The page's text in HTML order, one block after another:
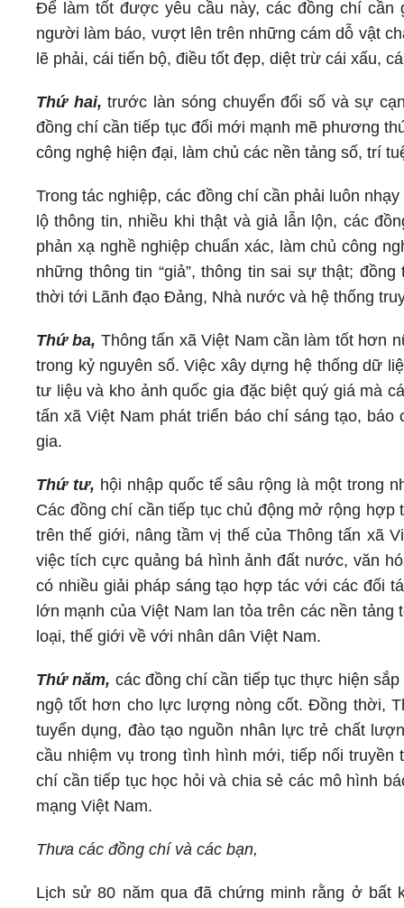
Để làm tốt được yêu cầu này, các đồng chí
người làm báo, vượt lên trên những cám dỗ vật
lẽ phải, cái tiến bộ, điều tốt đẹp, diệt trừ cái xấu,
Thứ hai, trước làn sóng chuyển đổi số và sự
đồng chí cần tiếp tục đổi mới mạnh mẽ phương
công nghệ hiện đại, làm chủ các nền tảng số, trí
Trong tác nghiệp, các đồng chí cần phải luôn
lộ thông tin, nhiều khi thật và giả lẫn lộn, các
phản xạ nghề nghiệp chuẩn xác, làm chủ công
những thông tin “giả”, thông tin sai sự thật;
thời tới Lãnh đạo Đảng, Nhà nước và hệ thống
Thứ ba, Thông tấn xã Việt Nam cần làm tốt hơn
trong kỷ nguyên số. Việc xây dựng hệ thống dữ
tư liệu và kho ảnh quốc gia đặc biệt quý giá mà
tấn xã Việt Nam phát triển báo chí sáng tạo,
gia.
Thứ tư, hội nhập quốc tế sâu rộng là một trong
Các đồng chí cần tiếp tục chủ động mở rộng
trên thế giới, nâng tầm vị thế của Thông tấn xã
việc tích cực quảng bá hình ảnh đất nước, văn
có nhiều giải pháp sáng tạo hợp tác với các đối
lớn mạnh của Việt Nam lan tỏa trên các nền
loại, thế giới về với nhân dân Việt Nam.
Thứ năm, các đồng chí cần tiếp tục thực hiện
ngộ tốt hơn cho lực lượng nòng cốt. Đồng thời,
tuyển dụng, đào tạo nguồn nhân lực trẻ chất
cầu nhiệm vụ trong tình hình mới, tiếp nối
chí cần tiếp tục học hỏi và chia sẻ các mô hình
mạng Việt Nam.
Thưa các đồng chí và các bạn,
Lịch sử 80 năm qua đã chứng minh rằng ở bất